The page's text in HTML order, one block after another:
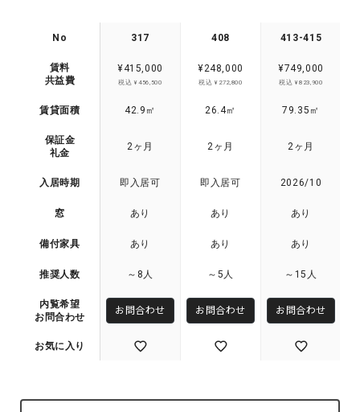
No
賃料
共益費
賃貸面積
保証金
礼金
入居時期
窓
備付家具
推奨人数
内覧希望
お問合わせ
お気に入り
317
¥415,000
税込 ¥456,500
42.9㎡
2ヶ月
即入居可
あり
あり
～8人
お問合わせ
408
¥248,000
税込 ¥272,800
26.4㎡
2ヶ月
即入居可
あり
あり
～5人
お問合わせ
413-415
¥749,000
税込 ¥823,900
79.35㎡
2ヶ月
2026/10
あり
あり
～15人
お問合わせ